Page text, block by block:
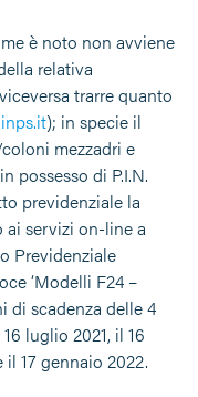
è noto non avviene
relativa
trarre quanto
); in specie il
mezzadri e
possesso di P.I.N.
previdenziale la
ai servizi on-line a
Previdenziale
‘Modelli F24 –
di scadenza delle 4
luglio 2021, il 16
il 17 gennaio 2022.